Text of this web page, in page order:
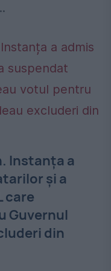
Instanța a
și a
care
Guvernul
din